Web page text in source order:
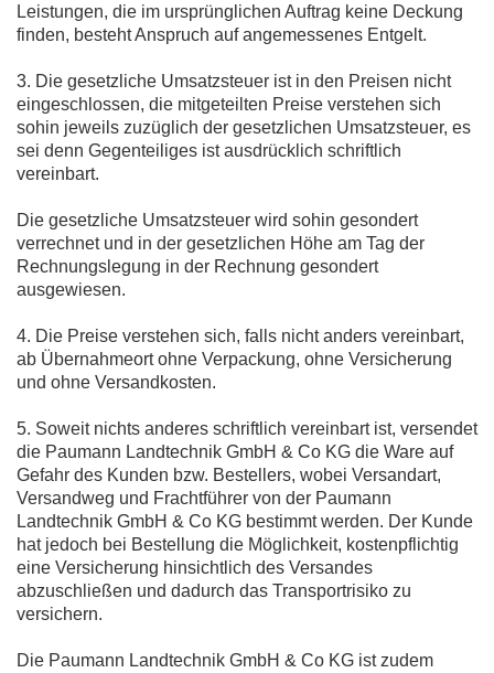
Leistungen, die im ursprünglichen Auftrag keine Deckung
finden, besteht Anspruch auf angemessenes Entgelt.
3. Die gesetzliche Umsatzsteuer ist in den Preisen nicht
eingeschlossen, die mitgeteilten Preise verstehen sich
sohin jeweils zuzüglich der gesetzlichen Umsatzsteuer, es
sei denn Gegenteiliges ist ausdrücklich schriftlich
vereinbart.
Die gesetzliche Umsatzsteuer wird sohin gesondert
verrechnet und in der gesetzlichen Höhe am Tag der
Rechnungslegung in der Rechnung gesondert
ausgewiesen.
4. Die Preise verstehen sich, falls nicht anders vereinbart,
ab Übernahmeort ohne Verpackung, ohne Versicherung
und ohne Versandkosten.
5. Soweit nichts anderes schriftlich vereinbart ist, versendet
die Paumann Landtechnik GmbH & Co KG die Ware auf
Gefahr des Kunden bzw. Bestellers, wobei Versandart,
Versandweg und Frachtführer von der Paumann
Landtechnik GmbH & Co KG bestimmt werden. Der Kunde
hat jedoch bei Bestellung die Möglichkeit, kostenpflichtig
eine Versicherung hinsichtlich des Versandes
abzuschließen und dadurch das Transportrisiko zu
versichern.
Die Paumann Landtechnik GmbH & Co KG ist zudem